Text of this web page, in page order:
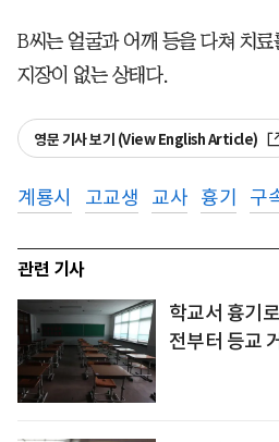
B씨는 얼굴과 어깨 등을 다쳐 치
지장이 없는 상태다.
영문 기사 보기 (View English Article)
계룡시 고교생 교사 흉기 구
관련 기사
학교서 흉기
전부터 등교